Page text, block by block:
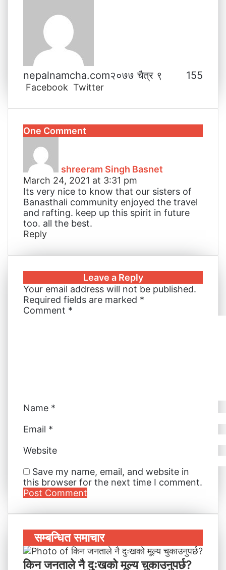
nepalnamcha.com२०७७ चैत्र ९ 155
Facebook Twitter
n
n
m
n
s
t
s
e
r
s
e
r
a
p
ba
a
E
m
a
i
i
One Comment
shreeram Singh Basnet
:
March 24, 2021 at 3:31 pm
Its very nice to know that our sisters of
Banasthali community enjoyed the travel
and rafting. keep up this spirit in future
too. all the best.
Reply
Leave a Reply
Your email address will not be published.
Required fields are marked *
Comment *
Name *
Email *
Website
Save my name, email, and website in
this browser for the next time I comment.
सम्बन्धित समाचार
किन जनताले नै दुःखको मूल्य चुकाउनुपर्छ?